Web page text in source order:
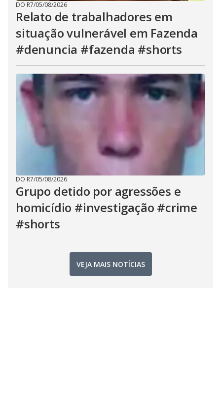
DO R7/05/08/2026
Relato de trabalhadores em
situação vulnerável em Fazenda
#denuncia #fazenda #shorts
DO R7/05/08/2026
Grupo detido por agressões e
homicídio #investigação #crime
#shorts
VEJA MAIS NOTÍCIAS